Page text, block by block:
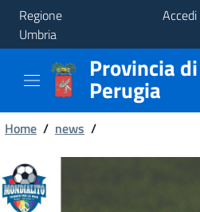
Regione
Umbria
Provincia
Aree
Tematiche
Servizi
Provincia di
Perugia
Briciole
di
pane
Home / news /